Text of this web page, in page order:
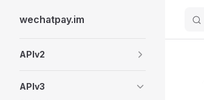
Skip to content
wechatpay.im
APIv2
APIv3